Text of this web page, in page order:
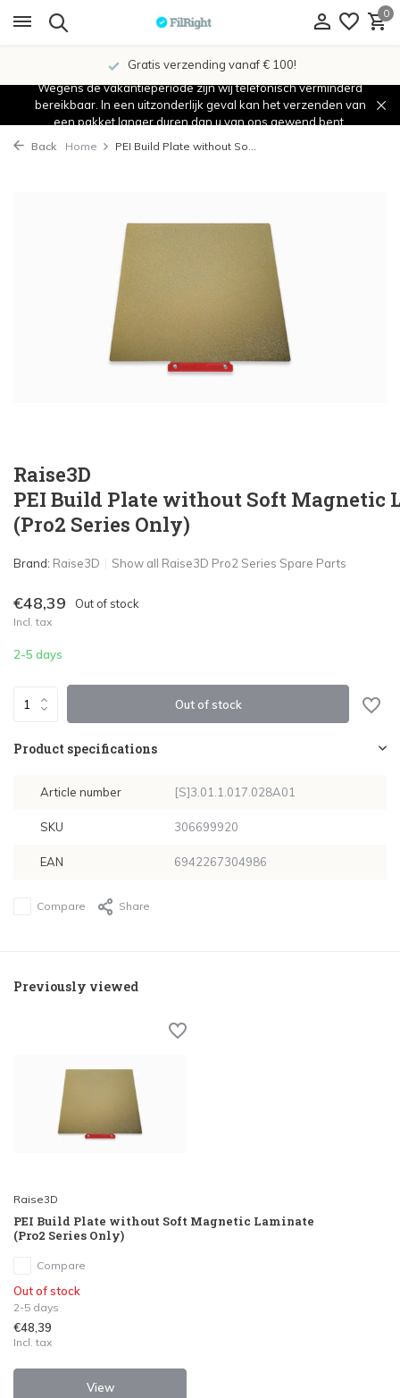
0
Gratis verzending vanaf € 100!
Wegens de vakantieperiode zijn wij telefonisch verminderd
bereikbaar. In een uitzonderlijk geval kan het verzenden van
een pakket langer duren dan u van ons gewend bent.
Back Home PEI Build Plate without So...
Raise3D
PEI Build Plate without Soft Magnetic
(Pro2 Series Only)
Brand: Raise3D Show all Raise3D Pro2 Series Spare Parts
€48,39 Out of stock
Incl. tax
2-5 days
Out of stock
Product specifications
Article number [S]3.01.1.017.028A01
SKU 306699920
EAN 6942267304986
Compare Share
Previously viewed
Raise3D
PEI Build Plate without Soft Magnetic Laminate
(Pro2 Series Only)
Compare
Out of stock
2-5 days
€48,39
Incl. tax
View